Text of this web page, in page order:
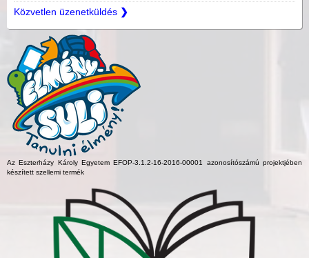
Közvetlen üzenetküldés ❯
Az Eszterházy Károly Egyetem EFOP-3.1.2-16-2016-00001 azonosítószámú projektjében
készített szellemi termék